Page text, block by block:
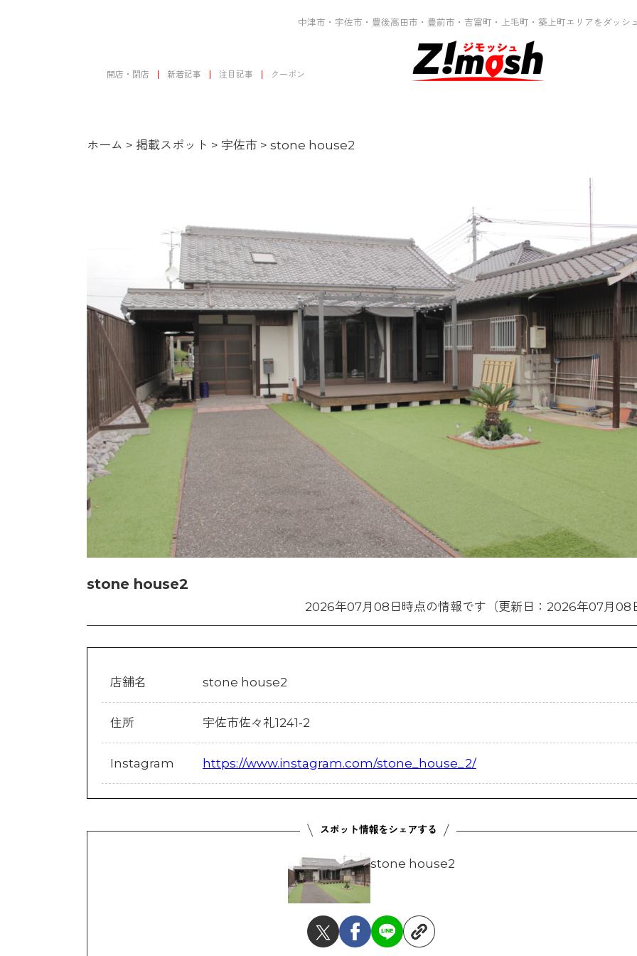
中津市・宇佐市・豊後高田市・豊前市・吉富町・上毛町・築上町エリアをダッシ
開店・閉店 新着記事 注目記事 クーポン
ホーム > 掲載スポット > 宇佐市 > stone house2
stone house2
2026年07月08日時点の情報です（更新日：2026年07月08
店舗名 stone house2
住所 宇佐市佐々礼1241-2
Instagram https://www.instagram.com/stone_house_2/
stone house2